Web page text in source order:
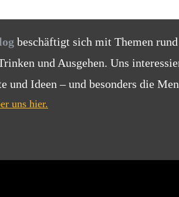
beschäftigt sich mit Themen
und Ausgehen. Uns
und Ideen – und besonders die
uns hier.